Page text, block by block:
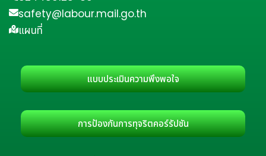
safety@labour.mail.go.th
แผนที่
แบบประเมินความพึงพอใจ
การป้องกันการทุจริตคอร์รัปชัน